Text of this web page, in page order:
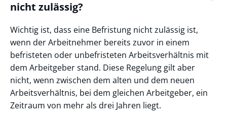
nicht zulässig?
Wichtig ist, dass eine Befristung nicht zulässig ist,
wenn der Arbeitnehmer bereits zuvor in einem
befristeten oder unbefristeten Arbeitsverhältnis mit
dem Arbeitgeber stand. Diese Regelung gilt aber
nicht, wenn zwischen dem alten und dem neuen
Arbeitsverhältnis, bei dem gleichen Arbeitgeber, ein
Zeitraum von mehr als drei Jahren liegt.